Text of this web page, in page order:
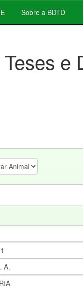
Sobre a BDTD
e